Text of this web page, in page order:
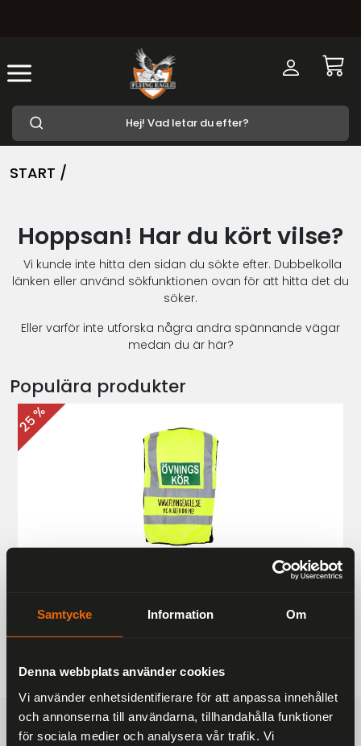
Samtycke Information Om
Denna webbplats använder cookies
Vi använder enhetsidentifierare för att anpassa innehållet
och annonserna till användarna, tillhandahålla funktioner
för sociala medier och analysera vår trafik. Vi
START /
Hoppsan! Har du kört vilse?
Vi kunde inte hitta den sidan du sökte efter. Dubbelkolla
länken eller använd sökfunktionen ovan för att hitta det du
söker.
Eller varför inte utforska några andra spännande vägar
medan du är här?
Populära produkter
25 %
187 kr
249 kr
FRAKTFRITT
På alla ordrar över 2000 kr